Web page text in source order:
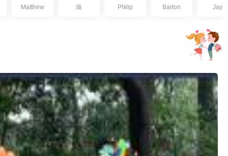
Matthew 瑜 Philip Barton Jay